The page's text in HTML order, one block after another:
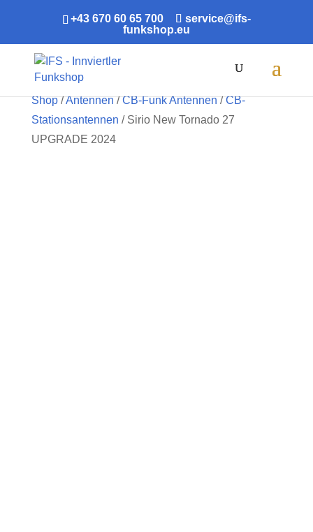
+43 670 60 65 700
service@ifs-
funkshop.eu
Shop/Antennen/CB-Funk Antennen/CB-
Stationsantennen / Sirio New Tornado 27
UPGRADE 2024